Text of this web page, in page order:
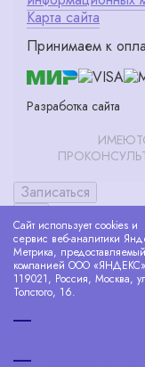
Карта сайта
Принимаем к
Разработка сайта
Сайт использует cookies и
сервис веб-аналитики
Метрика, предоставляемый
компанией ООО
119021, Россия, Москва,
Толстого, 16.
Записаться